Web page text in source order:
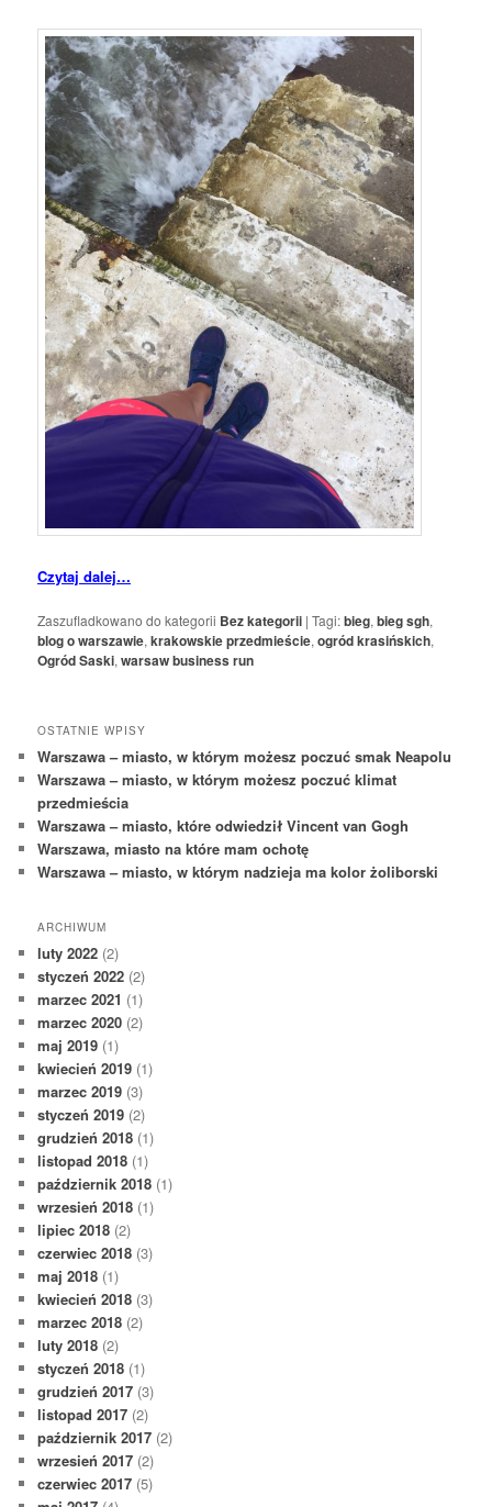
Czytaj dalej…
Zaszufladkowano do kategorii Bez kategorii |Tagi:bieg,bieg sgh,
blog o warszawie,krakowskie przedmieście,ogród krasińskich,
Ogród Saski,warsaw business run
OSTATNIE WPISY
Warszawa – miasto, w którym możesz poczuć smak Neapolu
Warszawa – miasto, w którym możesz poczuć klimat
przedmieścia
Warszawa – miasto, które odwiedził Vincent van Gogh
Warszawa, miasto na które mam ochotę
Warszawa – miasto, w którym nadzieja ma kolor żoliborski
ARCHIWUM
luty 2022 (2)
styczeń 2022 (2)
marzec 2021 (1)
marzec 2020 (2)
maj 2019 (1)
kwiecień 2019 (1)
marzec 2019 (3)
styczeń 2019 (2)
grudzień 2018 (1)
listopad 2018 (1)
październik 2018 (1)
wrzesień 2018 (1)
lipiec 2018 (2)
czerwiec 2018 (3)
maj 2018 (1)
kwiecień 2018 (3)
marzec 2018 (2)
luty 2018 (2)
styczeń 2018 (1)
grudzień 2017 (3)
listopad 2017 (2)
październik 2017 (2)
wrzesień 2017 (2)
czerwiec 2017 (5)